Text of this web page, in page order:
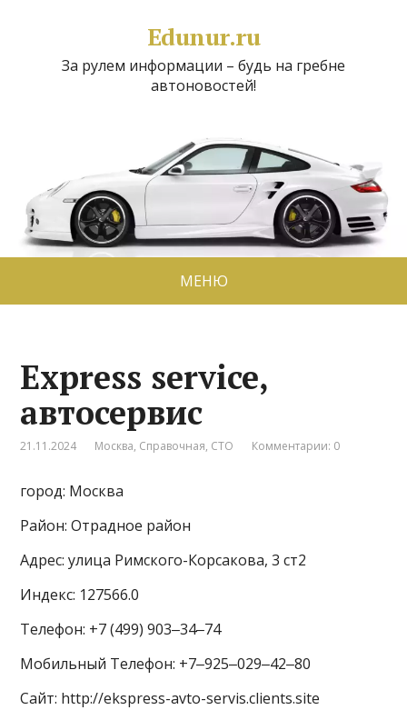
Edunur.ru
За рулем информации – будь на гребне
автоновостей!
МЕНЮ
Express service,
автосервис
21.11.2024 Москва, Справочная, СТО Комментарии: 0
город: Москва
Район: Отрадное район
Адрес: улица Римского-Корсакова, 3 ст2
Индекс: 127566.0
Телефон: +7 (499) 903‒34‒74
Мобильный Телефон: +7‒925‒029‒42‒80
Сайт: http://ekspress-avto-servis.clients.site